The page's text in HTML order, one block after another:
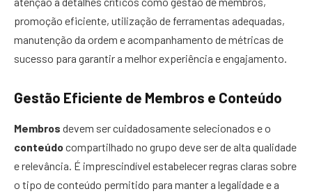
promoção eficiente, utilização de ferramentas adequadas,
manutenção da ordem e acompanhamento de métricas de
sucesso para garantir a melhor experiência e engajamento.
Gestão Eficiente de Membros e Conteúdo
Membros devem ser cuidadosamente selecionados e o
conteúdocompartilhado no grupo deve ser de alta qualidade
e relevância. É imprescindível estabelecer regras claras sobre
o tipo de conteúdo permitido para manter a legalidade e a